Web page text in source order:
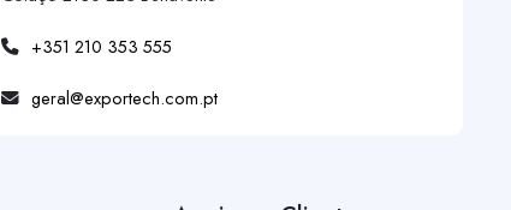
+351 210 353 555
geral@exportech.com.pt